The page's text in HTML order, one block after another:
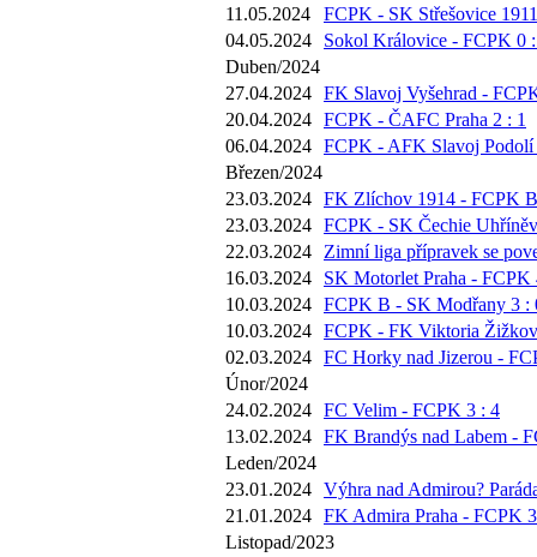
11.05.2024
FCPK - SK Střešovice
04.05.2024
Sokol Královice - FCPK 0
Duben/2024
27.04.2024 FK Slavoj Vyšehrad -
20.04.2024 FCPK - ČAFC Praha 2 : 1
06.04.2024 FCPK - AFK Slavoj Podolí
Březen/2024
23.03.2024 FK Zlíchov 1914 - FCPK
23.03.2024 FCPK - SK Čechie
22.03.2024
Zimní liga přípravek se
16.03.2024
SK Motorlet Praha - FCPK
10.03.2024 FCPK B - SK Modřany 3 :
10.03.2024 FCPK - FK Viktoria
02.03.2024 FC Horky nad Jizerou -
Únor/2024
24.02.2024 FC Velim - FCPK 3 : 4
13.02.2024 FK Brandýs nad Labem -
Leden/2024
23.01.2024 Výhra nad Admirou?
21.01.2024 FK Admira Praha - FCPK
Listopad/2023